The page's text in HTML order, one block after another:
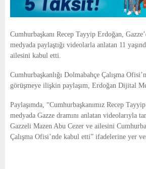
E
N
U
Cumhurbaşkanı Recep Tayyip Erdoğan,
medyada paylaştığı videolarla anlatan 11
ailesini kabul etti.
Cumhurbaşkanlığı Dolmabahçe Çalışma
görüşmeye ilişkin paylaşım, Erdoğan Dijital
Paylaşımda, “Cumhurbaşkanımız Recep
medyada Gazze dramını anlatan videolarıyla
Gazzeli Mazen Abu Cezer ve ailesini
Çalışma Ofisi’nde kabul etti” ifadelerine yer